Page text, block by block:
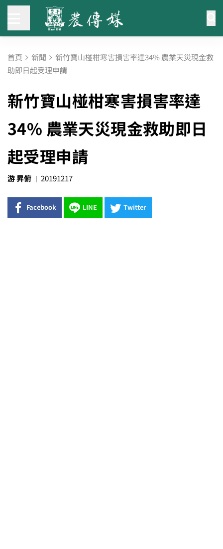
首頁 新聞 新竹寶山椪柑寒害損害率達34% 農業天災現金救
助即日起受理申請
新竹寶山椪柑寒害損害率達
34% 農業天災現金救助即日
起受理申請
游 昇俯 20191217
Facebook LINE Twitter